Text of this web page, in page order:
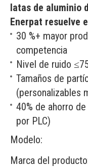
latas de aluminio
Enerpat resuelve
30 %+ mayor
competencia
Nivel de ruido
Tamaños de
(personalizables
40% de ahorro
por PLC)
Modelo:
Marca del